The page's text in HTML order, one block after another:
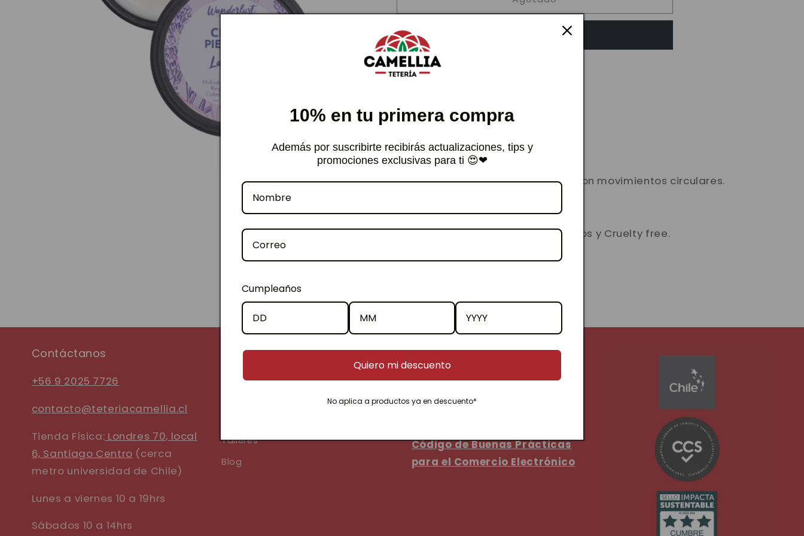
Lavanda
Seca
Lavanda
Comprar ahora
Crema para piel seca, de LAVANDA
regenera la piel
Formato 60ml
Modo de Uso: Aplicar en el rostro con movimientos circulares.
Productos completamente Veganos y Cruelty free.
Contáctanos
+56 9 2025 7726
contacto@teteriacamellia.cl
Tienda Física: Londres 70, local
6, Santiago Centro (cerca
metro universidad de Chile)
Lunes a viernes 10 a 19hrs
Sábados 10 a 14hrs
Nuestra Historia
Eventos
Talleres
Blog
COMERCIALIZADORA PAOLA
ROSAS MATURANA EIRL
Representante Legal: Paola
Código de Buenas Prácticas
para el Comercio Electrónico
10% en tu primera compra
Además por suscribirte recibirás actualizaciones, tips y
promociones exclusivas para ti 😍❤
Cumpleaños
Quiero mi descuento
No aplica a productos ya en descuento*